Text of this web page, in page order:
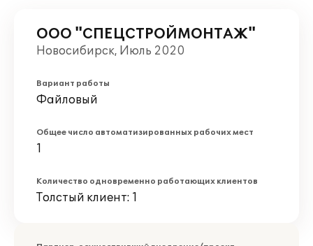
ООО "СПЕЦСТРОЙМОНТАЖ"
Новосибирск, Июль 2020
Вариант работы
Файловый
Общее число автоматизированных рабочих мест
1
Количество одновременно работающих клиентов
Толстый клиент: 1